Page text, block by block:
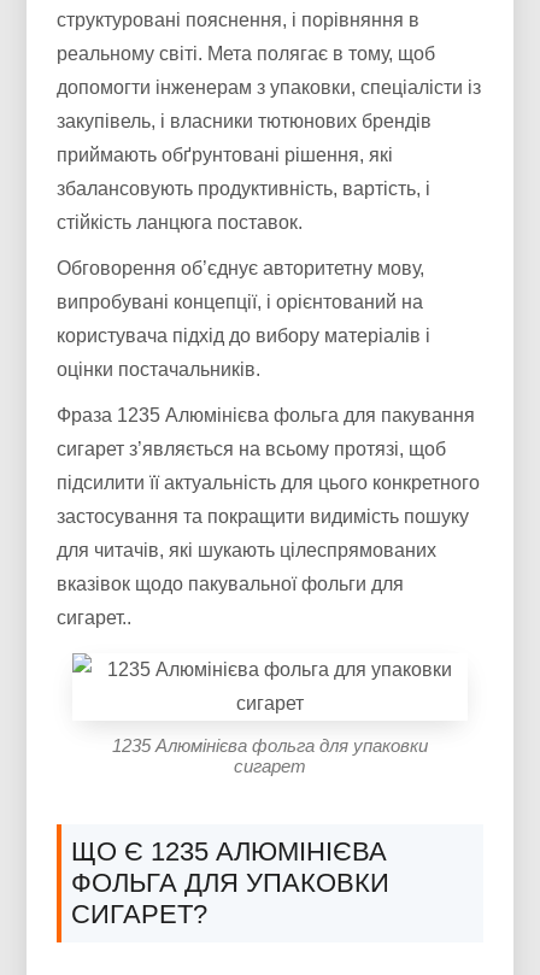
структуровані пояснення, і порівняння в
реальному світі. Мета полягає в тому, щоб
допомогти інженерам з упаковки, спеціалісти із
закупівель, і власники тютюнових брендів
приймають обґрунтовані рішення, які
збалансовують продуктивність, вартість, і
стійкість ланцюга поставок.
Обговорення об’єднує авторитетну мову,
випробувані концепції, і орієнтований на
користувача підхід до вибору матеріалів і
оцінки постачальників.
Фраза 1235 Алюмінієва фольга для пакування
сигарет з’являється на всьому протязі, щоб
підсилити її актуальність для цього конкретного
застосування та покращити видимість пошуку
для читачів, які шукають цілеспрямованих
вказівок щодо пакувальної фольги для
сигарет..
1235 Алюмінієва фольга для упаковки
сигарет
ЩО Є 1235 АЛЮМІНІЄВА
ФОЛЬГА ДЛЯ УПАКОВКИ
СИГАРЕТ?